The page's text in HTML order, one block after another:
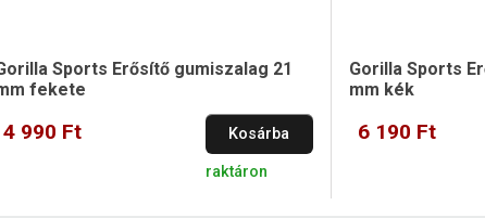
Sports Erősítő gumiszalag 21
fekete
4 990 Ft Kosárba
raktáron
Gorilla Sports
mm kék
6 190 Ft